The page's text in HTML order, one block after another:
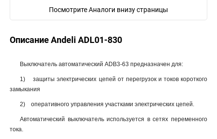
Посмотрите Аналоги внизу страницы
Описание Andeli ADL01-830
Выключатель автоматический ADB3-63 предназначен для:
1) защиты электрических цепей от перегрузок и токов короткого
замыкания
2) оперативного управления участками электрических цепей.
Автоматический выключатель используется в сетях переменного
тока.